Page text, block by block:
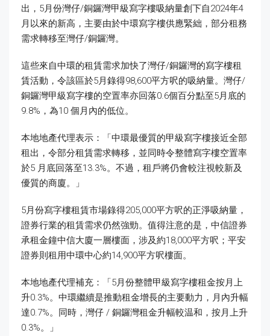
出，5月份灣仔/銅鑼灣甲級寫字樓吸納量創下自2024年4
月以來的新高，主要由於中環寫字樓供應緊絀，部分租務
需求轉移至灣仔/銅鑼灣。
這些來自中環的租賃需求加快了灣仔/銅鑼灣的寫字樓租
賃活動，令該區於5月錄得98,600平方呎的吸納量。灣仔/
銅鑼灣甲級寫字樓的空置率亦回落0.6個百分點至5月底的
9.8%，為10 個月內的低位。
本地地產代理表示：「中環最優質的甲級寫字樓接近全部
租出，令部分租賃需求轉移，並同時令整體寫字樓空置率
於5 月底回落至13.3%。不過，租戶將仍會較注視較新及
優質的商廈。」
5月份寫字樓租賃市場錄得205,000平方呎的正淨吸納量，
證券行業的租賃需求仍然強勁。值得注意的是，中信證券
承租金鐘中信大廈一層樓面，涉及約18,000平方呎；平安
證券則租用中環中心約14,900平方呎樓面。
本地地產代理補充：「5月份整體甲級寫字樓租金按月上
升0.3%。中環繼續是推動租金增長的主要動力，月內升幅
達0.7%。同時，灣仔 / 銅鑼灣租金升幅較温和，按月上升
0.3%。」